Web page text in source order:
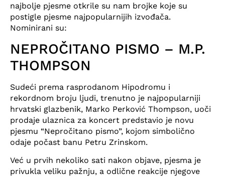
najbolje pjesme otkrile su nam brojke koje su
postigle pjesme najpopularnijih izvođača.
Nominirani su:
NEPROČITANO PISMO – M.P.
THOMPSON
Sudeći prema rasprodanom Hipodromu i
rekordnom broju ljudi, trenutno je najpopularniji
hrvatski glazbenik, Marko Perković Thompson, uoči
prodaje ulaznica za koncert predstavio je novu
pjesmu “Nepročitano pismo”, kojom simbolično
odaje počast banu Petru Zrinskom.
Već u prvih nekoliko sati nakon objave, pjesma je
privukla veliku pažnju, a odlične reakcije njegove